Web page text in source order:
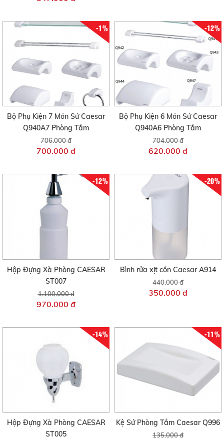
-1%
Bộ Phụ Kiện 7 Món Sứ Caesar
Q940A7 Phòng Tắm
706.000 đ
700.000 đ
-12%
Bộ Phụ Kiện 6 Món Sứ Caesar
Q940A6 Phòng Tắm
704.000 đ
620.000 đ
-12%
Hộp Đựng Xà Phòng CAESAR
ST007
1.100.000 đ
970.000 đ
-20%
Bình rửa xịt cồn Caesar A914
440.000 đ
350.000 đ
-14%
Hộp Đựng Xà Phòng CAESAR
ST005
-11%
Kệ Sứ Phòng Tắm Caesar Q996
135.000 đ